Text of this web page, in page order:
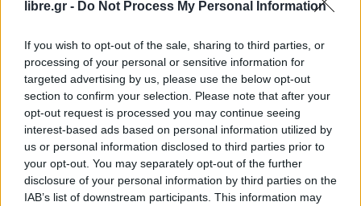
libre.gr - Do Not Process My Personal Information
If you wish to opt-out of the sale, sharing to third parties, or
processing of your personal or sensitive information for
targeted advertising by us, please use the below opt-out
section to confirm your selection. Please note that after your
opt-out request is processed you may continue seeing
interest-based ads based on personal information utilized by
us or personal information disclosed to third parties prior to
your opt-out. You may separately opt-out of the further
disclosure of your personal information by third parties on the
IAB’s list of downstream participants. This information may
κυβέρνηση να παρακολουθεί συστηματικά την
ρητορικής μίσους στο διαδίκτυο, είπε ο Σάντσεθ.
Η ρητορική μίσους στο διαδίκτυο προκαλεί
έντονη πόλωση στην ισπανική κοινωνία, είπε ο
πρωθυπουργός, και είναι σημαντικό να αρχίσουμε
να μιλάμε για το “αποτύπωμα μίσους” με τον ίδιο
τρόπο που η κοινωνία συζητά για το αποτύπωμα
άνθρακα.